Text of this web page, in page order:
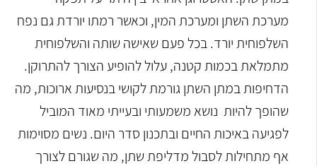
מערכת השתן ומערכת המין, וכאשר רמתו יורדת גם נפח
השלפוחית יורד. בכל פעם שאישה שותה והשלפוחית
מתמלאת בכמות קטנה, עלול להופיע הצורך להתרוקן.
הדחיפות במתן השתן גורמת לקושי בנסיעות ארוכות, מה
שהופך להיות נושא משמעותי ובעייתי מאוד המוביל
לפגיעה באיכות החיים ובתכנון סדר היום. נשים מסוימות
אף מתחילות לסבול מדליפת שתן, מה שגורם לצורך